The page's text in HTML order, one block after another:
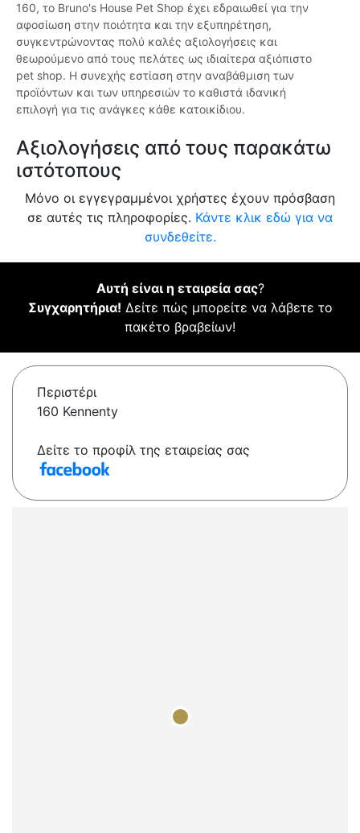
160, το Bruno's House Pet Shop έχει εδραιωθεί για την
αφοσίωση στην ποιότητα και την εξυπηρέτηση,
συγκεντρώνοντας πολύ καλές αξιολογήσεις και
θεωρούμενο από τους πελάτες ως ιδιαίτερα αξιόπιστο
pet shop. Η συνεχής εστίαση στην αναβάθμιση των
προϊόντων και των υπηρεσιών το καθιστά ιδανική
επιλογή για τις ανάγκες κάθε κατοικίδιου.
Αξιολογήσεις από τους παρακάτω
ιστότοπους
Μόνο οι εγγεγραμμένοι χρήστες έχουν πρόσβαση
σε αυτές τις πληροφορίες. Κάντε κλικ εδώ για να
συνδεθείτε.
Αυτή είναι η εταιρεία σας?
Συγχαρητήρια! Δείτε πώς μπορείτε να λάβετε το
πακέτο βραβείων!
Περιστέρι
160 Kennenty
Δείτε το προφίλ της εταιρείας σας